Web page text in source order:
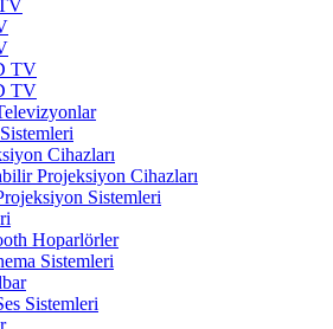
TV
TV
Cihazları
Projeksiyon Cihazları
Sistemleri
Hoparlörler
Sistemleri
Sistemleri